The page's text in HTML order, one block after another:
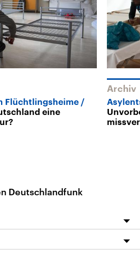
Flüchtlingsheime
eine
Archiv
Deutschlandfunk